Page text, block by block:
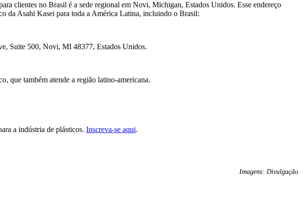
clientes no Brasil é a sede regional em Novi, Michigan, Estados Unidos. Esse endereço
da Asahi Kasei para toda a América Latina, incluindo o Brasil:
Suite 500, Novi, MI 48377, Estados Unidos.
que também atende a região latino-americana.
a indústria de plásticos. Inscreva-se aqui.
Imagens: Divulgação.